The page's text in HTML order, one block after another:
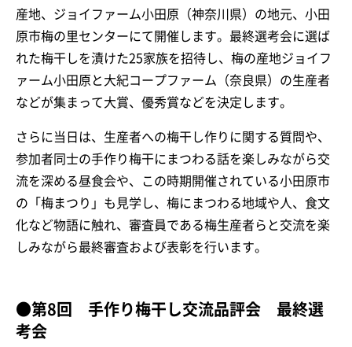
産地、ジョイファーム小田原（神奈川県）の地元、小田
原市梅の里センターにて開催します。最終選考会に選ば
れた梅干しを漬けた25家族を招待し、梅の産地ジョイフ
ァーム小田原と大紀コープファーム（奈良県）の生産者
などが集まって大賞、優秀賞などを決定します。
さらに当日は、生産者への梅干し作りに関する質問や、
参加者同士の手作り梅干にまつわる話を楽しみながら交
流を深める昼食会や、この時期開催されている小田原市
の「梅まつり」も見学し、梅にまつわる地域や人、食文
化など物語に触れ、審査員である梅生産者らと交流を楽
しみながら最終審査および表彰を行います。
●第8回 手作り梅干し交流品評会 最終選
考会